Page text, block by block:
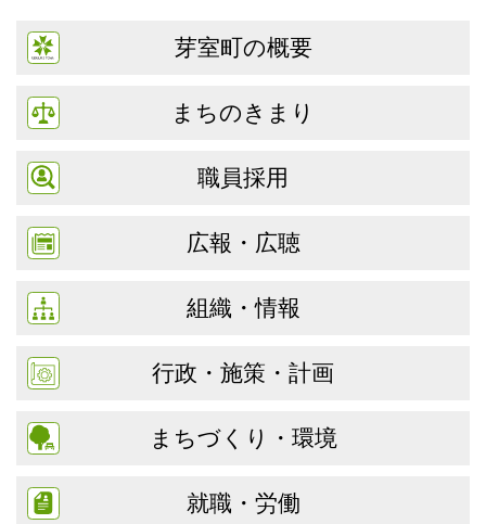
芽室町の概要
まちのきまり
職員採用
広報・広聴
組織・情報
行政・施策・計画
まちづくり・環境
就職・労働